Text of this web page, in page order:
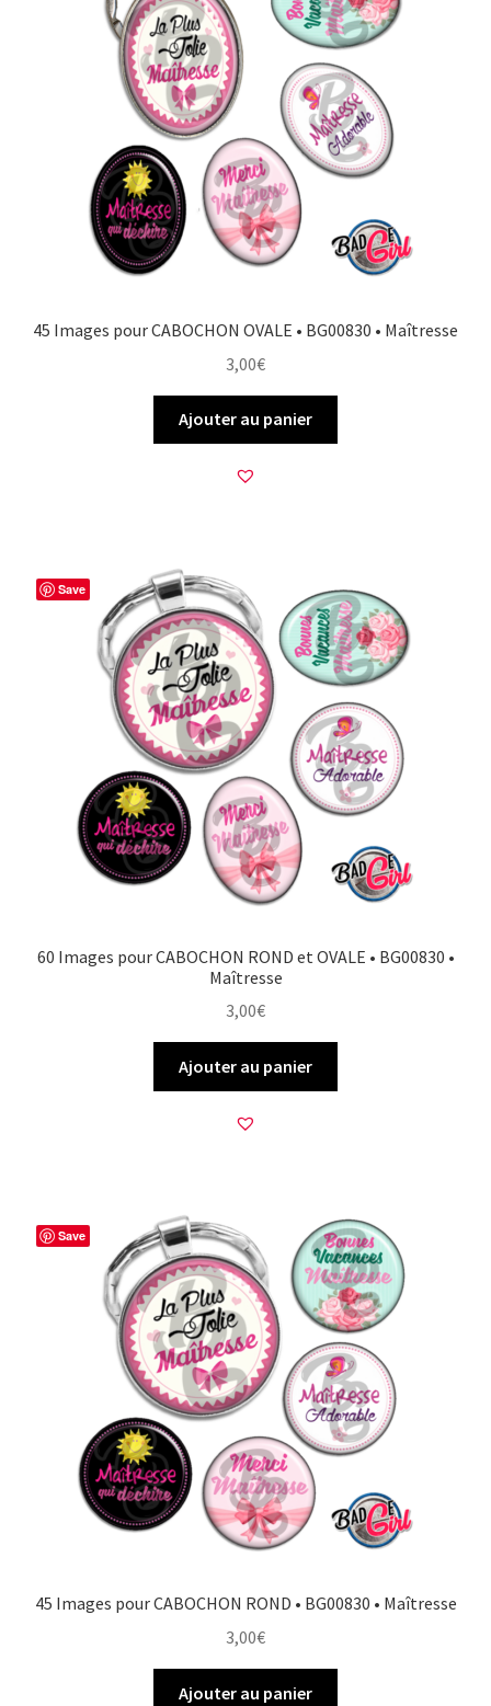
Wishlist
Politique de Confidentialité
Validation de la commande
45 Images pour CABOCHON OVALE • BG00830 • Maîtresse
3,00€
Ajouter au panier
Save
60 Images pour CABOCHON ROND et OVALE • BG00830 •
Maîtresse
3,00€
Ajouter au panier
Save
45 Images pour CABOCHON ROND • BG00830 • Maîtresse
3,00€
Ajouter au panier